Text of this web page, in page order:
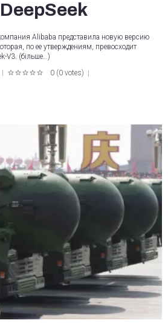
Alibaba представила новую версию
по ее утверждениям, превосходит
V3. (більше…)
0 (0 votes)